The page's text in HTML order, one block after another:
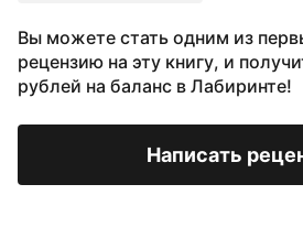
Вы можете стать одним из
рецензию на эту книгу, и
рублей на баланс в Лабиринте!
Написать